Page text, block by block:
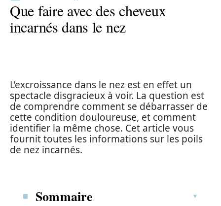
Que faire avec des cheveux
incarnés dans le nez
L’excroissance dans le nez est en effet un
spectacle disgracieux à voir. La question est
de comprendre comment se débarrasser de
cette condition douloureuse, et comment
identifier la même chose. Cet article vous
fournit toutes les informations sur les poils
de nez incarnés.
Sommaire